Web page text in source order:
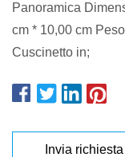
Panoramica
cm * 10,00 cm
Cuscinetto in;
Invia richiesta